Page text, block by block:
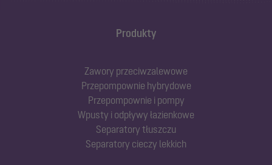
Produkty
Zawory przeciwzalewowe
Przepompownie hybrydowe
Przepompownie i pompy
Wpusty i odpływy łazienkowe
Separatory tłuszczu
Separatory cieczy lekkich